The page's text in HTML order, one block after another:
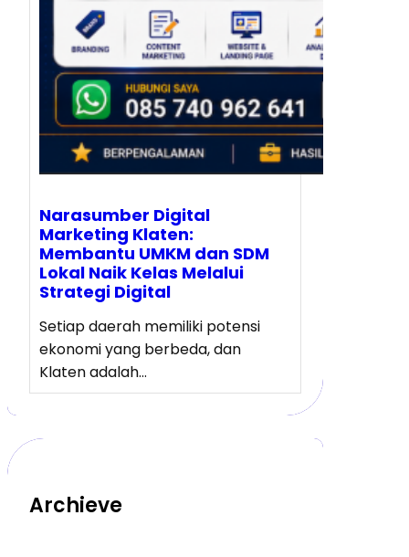
Narasumber Digital
Marketing Klaten:
Membantu UMKM dan SDM
Lokal Naik Kelas Melalui
Strategi Digital
Setiap daerah memiliki potensi
ekonomi yang berbeda, dan
Klaten adalah…
Archieve